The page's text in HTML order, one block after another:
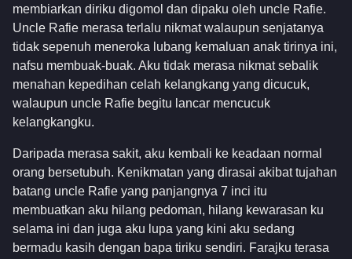
membiarkan diriku digomol dan dipaku oleh uncle Rafie.
Uncle Rafie merasa terlalu nikmat walaupun senjatanya
tidak sepenuh meneroka lubang kemaluan anak tirinya ini,
nafsu membuak-buak. Aku tidak merasa nikmat sebalik
menahan kepedihan celah kelangkang yang dicucuk,
walaupun uncle Rafie begitu lancar mencucuk
kelangkangku.
Daripada merasa sakit, aku kembali ke keadaan normal
orang bersetubuh. Kenikmatan yang dirasai akibat tujahan
batang uncle Rafie yang panjangnya 7 inci itu
membuatkan aku hilang pedoman, hilang kewarasan ku
selama ini dan juga aku lupa yang kini aku sedang
bermadu kasih dengan bapa tiriku sendiri. Farajku terasa